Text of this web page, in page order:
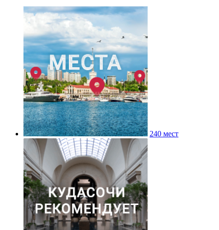
240 мест